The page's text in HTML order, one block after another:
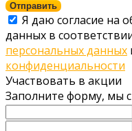
Отправить
Я даю согласие на
данных в
персональных данных
конфиденциальности
Участвовать в акции
Заполните форму, мы